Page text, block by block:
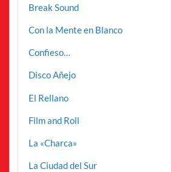
Break Sound
Con la Mente en Blanco
Confieso…
Disco Añejo
El Rellano
Film and Roll
La «Charca»
La Ciudad del Sur